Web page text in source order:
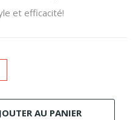
et efficacité!
AU PANIER